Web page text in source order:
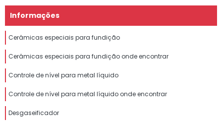
Informações
Cerâmicas especiais para fundição
Cerâmicas especiais para fundição onde encontrar
Controle de nível para metal líquido
Controle de nível para metal líquido onde encontrar
Desgaseificador